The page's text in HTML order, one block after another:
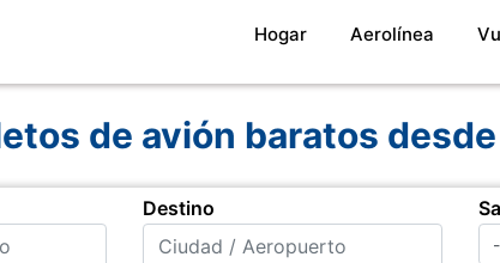
Hogar(current)Aerolínea
de avión baratos
Destino